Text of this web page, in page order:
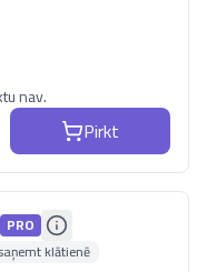
nav.
Pirkt
PRO
klātienē